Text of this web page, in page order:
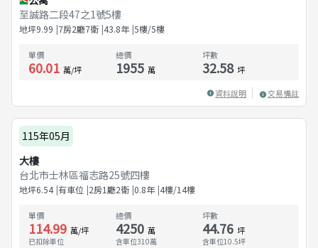
至誠路二段47之1號5樓
地坪9.99 7房2廳7衛 43.8年 5樓/5樓
單價
60.01 萬/坪
總價
1955 萬
坪數
32.58 坪
資料說明 交易備註
115年05月
大樓
台北市士林區福志路25號四樓
地坪6.54 有車位 2房1廳2衛 0.8年 4樓/14樓
單價
114.99 萬/坪
已扣除車位
總價
4250 萬
含車位310萬
坪數
44.76 坪
含車位10.5坪